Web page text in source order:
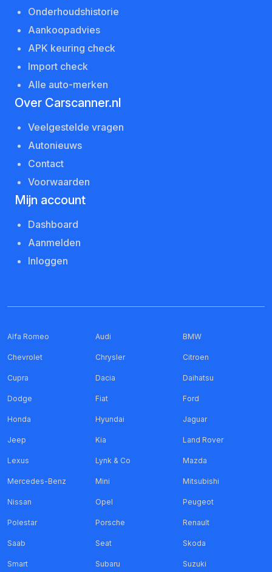
Onderhoudshistorie
Aankoopadvies
APK keuring check
Import check
Alle auto-merken
Over Carscanner.nl
Veelgestelde vragen
Autonieuws
Contact
Voorwaarden
Mijn account
Dashboard
Aanmelden
Inloggen
Alfa Romeo Audi BMW
Chevrolet Chrysler Citroen
Cupra Dacia Daihatsu
Dodge Fiat Ford
Honda Hyundai Jaguar
Jeep Kia Land Rover
Lexus Lynk & Co Mazda
Mercedes-Benz Mini Mitsubishi
Nissan Opel Peugeot
Polestar Porsche Renault
Saab Seat Skoda
Smart Subaru Suzuki